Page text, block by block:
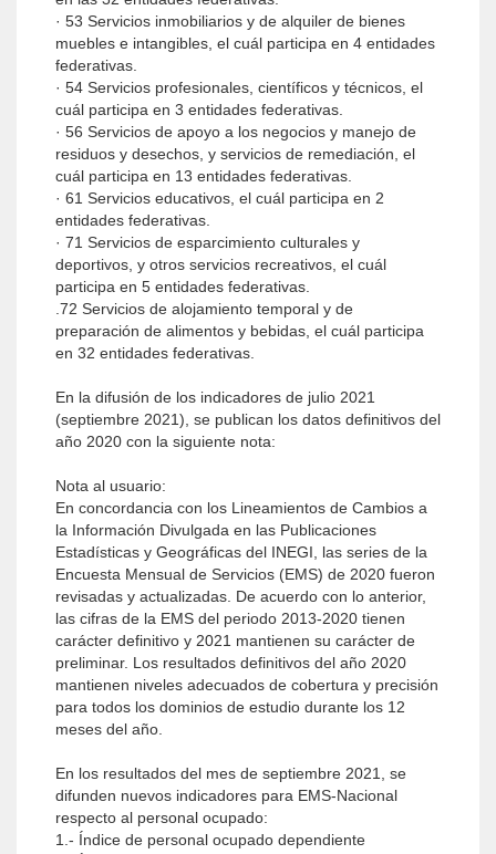
· 53 Servicios inmobiliarios y de alquiler de bienes
muebles e intangibles, el cuál participa en 4 entidades
federativas.
· 54 Servicios profesionales, científicos y técnicos, el
cuál participa en 3 entidades federativas.
· 56 Servicios de apoyo a los negocios y manejo de
residuos y desechos, y servicios de remediación, el
cuál participa en 13 entidades federativas.
· 61 Servicios educativos, el cuál participa en 2
entidades federativas.
· 71 Servicios de esparcimiento culturales y
deportivos, y otros servicios recreativos, el cuál
participa en 5 entidades federativas.
.72 Servicios de alojamiento temporal y de
preparación de alimentos y bebidas, el cuál participa
en 32 entidades federativas.
En la difusión de los indicadores de julio 2021
(septiembre 2021), se publican los datos definitivos del
año 2020 con la siguiente nota:
Nota al usuario:
En concordancia con los Lineamientos de Cambios a
la Información Divulgada en las Publicaciones
Estadísticas y Geográficas del INEGI, las series de la
Encuesta Mensual de Servicios (EMS) de 2020 fueron
revisadas y actualizadas. De acuerdo con lo anterior,
las cifras de la EMS del periodo 2013-2020 tienen
carácter definitivo y 2021 mantienen su carácter de
preliminar. Los resultados definitivos del año 2020
mantienen niveles adecuados de cobertura y precisión
para todos los dominios de estudio durante los 12
meses del año.
En los resultados del mes de septiembre 2021, se
difunden nuevos indicadores para EMS-Nacional
respecto al personal ocupado:
1.- Índice de personal ocupado dependiente